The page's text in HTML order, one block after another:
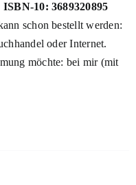
ISBN-10: 3689320895
schon bestellt werden:
oder Internet.
möchte: bei mir (mit